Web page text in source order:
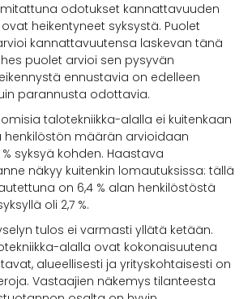
odotukset kannattavuuden
heikentyneet syksystä. Puolet
kannattavuutensa laskevan tänä
puolet arvioi sen pysyvän
ennustavia on edelleen
parannusta odottavia.
talotekniikka-alalla ei kuitenkaan
henkilöstön määrän arvioidaan
% syksyä kohden. Haastava
näkyy kuitenkin lomautuksissa: tällä
on 6,4 % alan henkilöstöstä
oli 2,7 %.
tulos ei varmasti yllätä ketään.
alalla ovat kokonaisuutena
alueellisesti ja yrityskohtaisesti on
Vastaajien näkemys tilanteesta